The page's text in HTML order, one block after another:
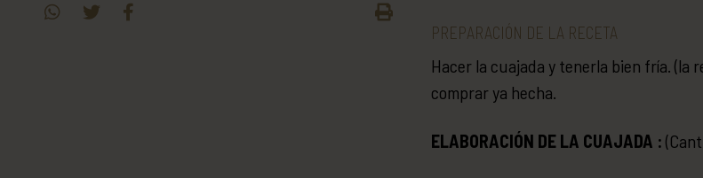
PREPARACIÓN DE LA RECETA
Hacer la cuajada y tenerla bien fría. (la
comprar ya hecha.
ELABORACIÓN DE LA CUAJADA :